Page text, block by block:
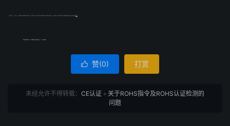
 赞(0) 打赏
未经允许不得转载： CE认证 » 关于ROHS指令及ROHS认证检测的
问题